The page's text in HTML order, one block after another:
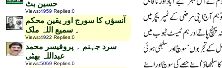
حسین بٹ
Views:4959 Replies:0
آنسؤں کا سورج اور یقین محکم
۔ سمیع اللہ ملک
Views:4922 Replies:0
سرد جہنم ۔ پروفیسر محمد
عبداللہ بھٹی
Views:5069 Replies:0